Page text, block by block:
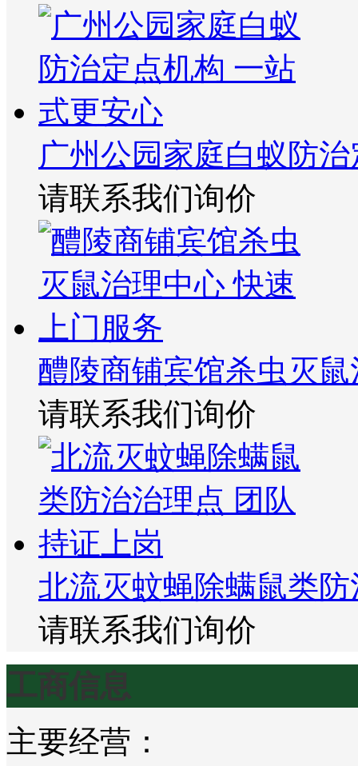
广州公园家庭白蚁防
请联系我们询价
醴陵商铺宾馆杀虫灭
请联系我们询价
北流灭蚊蝇除螨鼠类
请联系我们询价
工商信息
主要经营：